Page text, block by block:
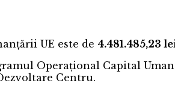
UE este de 4.481.485,23
Operațional Capital Uman
Centru.